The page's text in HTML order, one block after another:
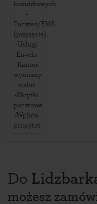
komórkowych
-
Pocztex/EMS
(przyjęcie).
-Usługi
Envelo
-Kantor
wymiany
walut
-Skrytki
pocztowe
-Wpłata
priorytet
Do
możesz